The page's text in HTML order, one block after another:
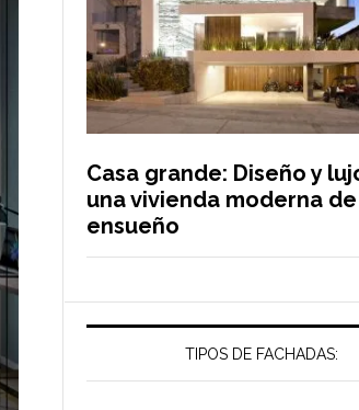
Casa grande: Diseño y
una vivienda moderna de
ensueño
TIPOS DE FACHADAS: